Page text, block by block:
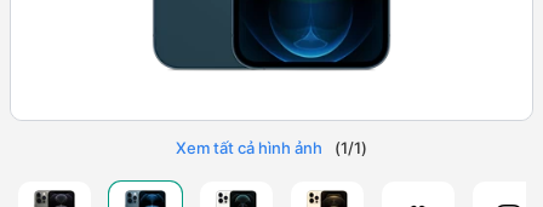
Xem tất cả hình ảnh (1/1)